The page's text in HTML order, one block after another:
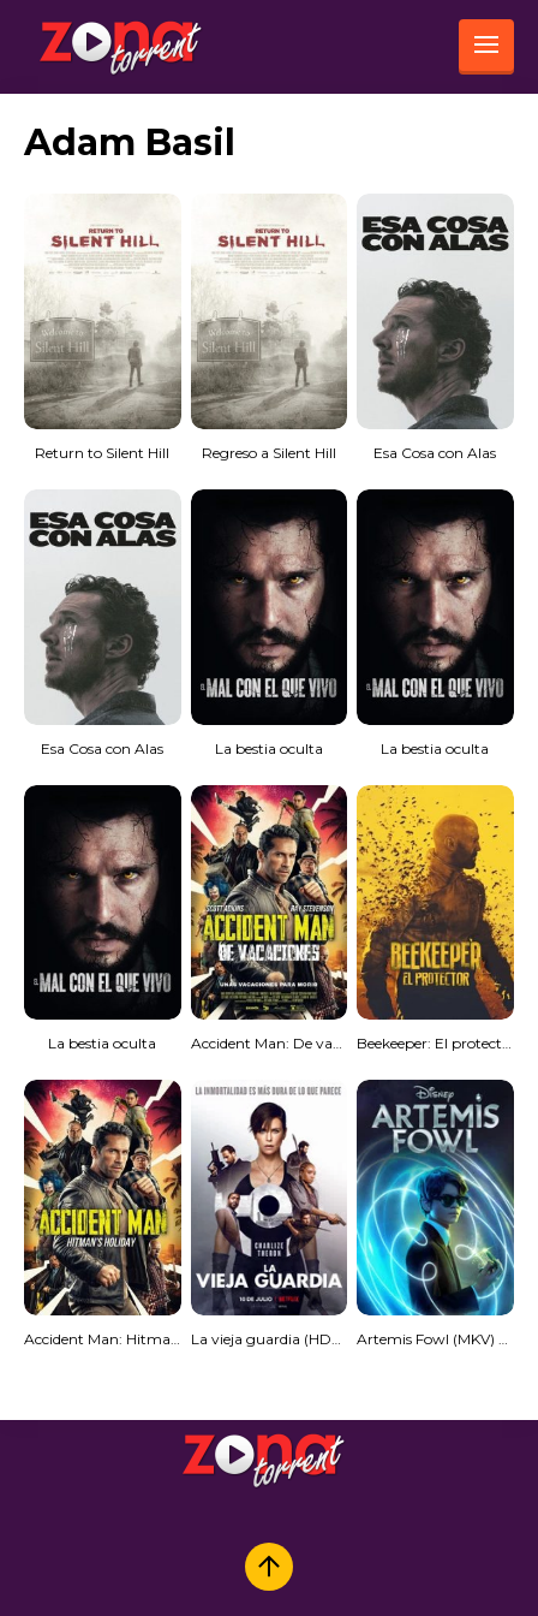
Adam Basil
Return to Silent Hill Regreso a Silent Hill Esa Cosa con Alas
Esa Cosa con Alas La bestia oculta La bestia oculta
La bestia oculta Accident Man: De vacaciones Beekeeper: El protector
Accident Man: Hitman’s Holiday La vieja guardia (HDRip) Torrent Artemis Fowl (MKV) Torrent